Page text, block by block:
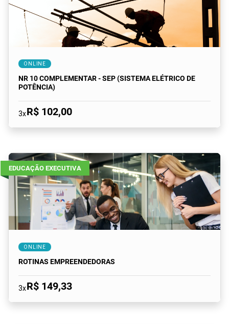
ONLINE
NR 10 COMPLEMENTAR - SEP (SISTEMA ELÉTRICO DE
POTÊNCIA)
3xR$ 102,00
EDUCAÇÃO EXECUTIVA
ONLINE
ROTINAS EMPREENDEDORAS
3xR$ 149,33